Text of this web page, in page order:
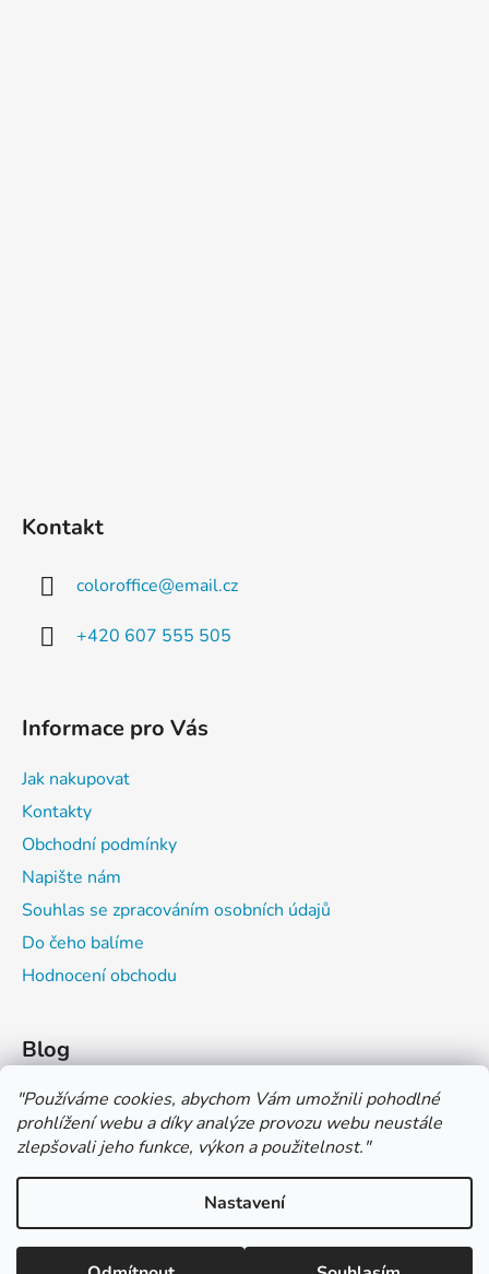
"Používáme cookies, abychom Vám umožnili pohodlné
prohlížení webu a díky analýze provozu webu neustále
zlepšovali jeho funkce, výkon a použitelnost."
Nastavení
*** TUČNĚ ZVÝRAZNĚNÁ CENA U PRODUKTU JE CENA BEZ DPH
*** Vážení zákazníci, pokud při objednávce zvolíte platbu "PLATBA
NA FAKTURU (PLATBA PŘEDEM)" NEPLAŤTE prosím za zboží
ihned po ukončení objednávky. PLATEBNÍ ÚDAJE VÁM BUDOU
Kontakt
coloroffice@email.cz
+420 607 555 505
Informace pro Vás
Jak nakupovat
Kontakty
Obchodní podmínky
Napište nám
Souhlas se zpracováním osobních údajů
Do čeho balíme
Hodnocení obchodu
Blog
Čím můžeš psát do sešitu?
Jak na číslování sešitů
Značení tvrdosti grafitových tužek
Vytvořil Shoptet